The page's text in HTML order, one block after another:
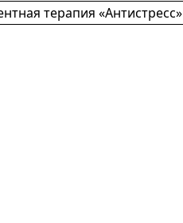
терапия «Антистресс»